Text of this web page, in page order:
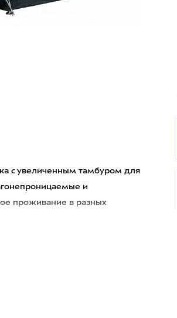
с увеличенным тамбуром для
и
проживание в разных